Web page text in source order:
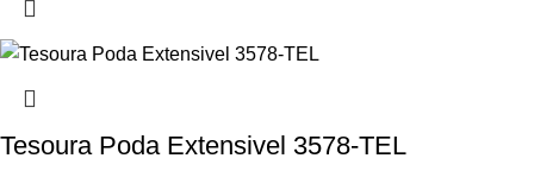
Tesoura Poda Extensivel 3578-TEL